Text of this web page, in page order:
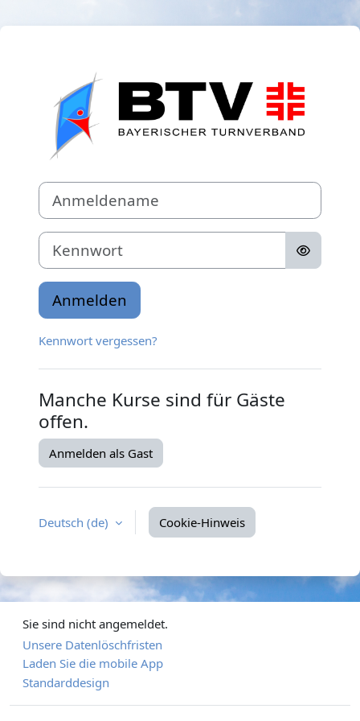
Anmelden bei
Anmeldename
Kennwort
Anmelden
Kennwort vergessen?
Manche Kurse sind für Gäste
offen.
Anmelden als Gast
Deutsch ‎(de)‎ Cookie-Hinweis
Sie sind nicht angemeldet.
Unsere Datenlöschfristen
Laden Sie die mobile App
Standarddesign